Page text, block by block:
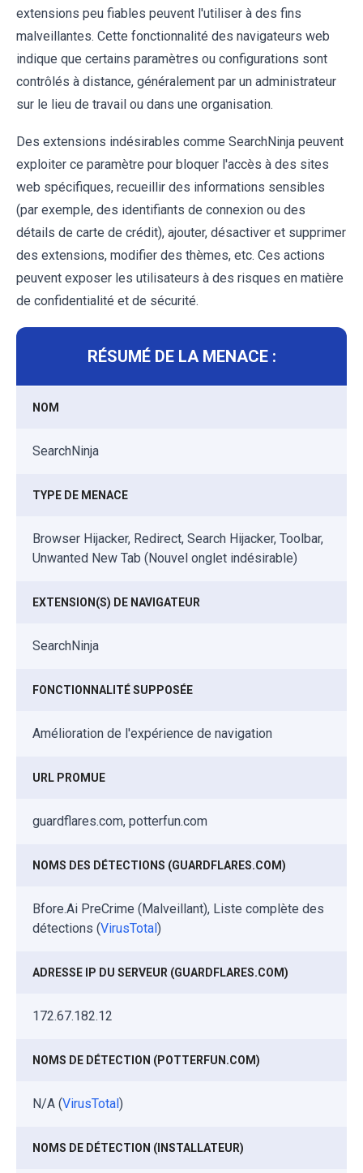
extensions peu fiables peuvent l'utiliser à des fins
malveillantes. Cette fonctionnalité des navigateurs web
indique que certains paramètres ou configurations sont
contrôlés à distance, généralement par un administrateur
sur le lieu de travail ou dans une organisation.
Des extensions indésirables comme SearchNinja peuvent
exploiter ce paramètre pour bloquer l'accès à des sites
web spécifiques, recueillir des informations sensibles
(par exemple, des identifiants de connexion ou des
détails de carte de crédit), ajouter, désactiver et supprimer
des extensions, modifier des thèmes, etc. Ces actions
peuvent exposer les utilisateurs à des risques en matière
de confidentialité et de sécurité.
RÉSUMÉ DE LA MENACE :
NOM
SearchNinja
TYPE DE MENACE
Browser Hijacker, Redirect, Search Hijacker, Toolbar,
Unwanted New Tab (Nouvel onglet indésirable)
EXTENSION(S) DE NAVIGATEUR
SearchNinja
FONCTIONNALITÉ SUPPOSÉE
Amélioration de l'expérience de navigation
URL PROMUE
guardflares.com, potterfun.com
NOMS DES DÉTECTIONS (GUARDFLARES.COM)
Bfore.Ai PreCrime (Malveillant), Liste complète des
détections (VirusTotal)
ADRESSE IP DU SERVEUR (GUARDFLARES.COM)
172.67.182.12
NOMS DE DÉTECTION (POTTERFUN.COM)
N/A (VirusTotal)
NOMS DE DÉTECTION (INSTALLATEUR)